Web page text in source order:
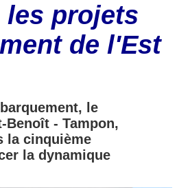
les projets
de l'Est
le
Benoît - Tampon,
la cinquième
la dynamique